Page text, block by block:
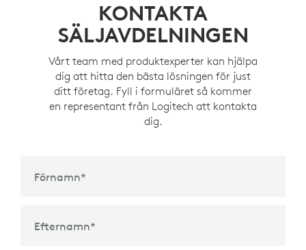
KONTAKTA
SÄLJAVDELNINGEN
Vårt team med produktexperter kan hjälpa
dig att hitta den bästa lösningen för just
ditt företag. Fyll i formuläret så kommer
en representant från Logitech att kontakta
dig.
Förnamn*
Efternamn*